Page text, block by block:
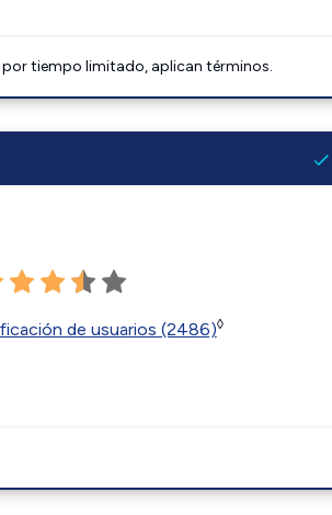
por tiempo limitado, aplican términos.
de usuarios (2486)◊